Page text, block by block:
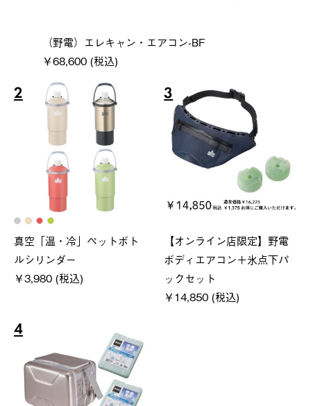
（野電）エレキャン・エアコン-BF
￥68,600 (税込)
2
真空「温・冷」ペットボト
ルシリンダー
￥3,980 (税込)
3
【オンライン店限定】野電
ボディエアコン＋氷点下パ
ックセット
￥14,850 (税込)
4